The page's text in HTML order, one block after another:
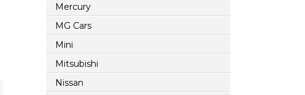
Mercury
MG Cars
Mini
Mitsubishi
Nissan